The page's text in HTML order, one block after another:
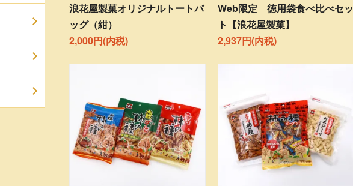
浪花屋製菓オリジナルトートバ
ッグ（紺）
2,000円(内税)
Web限定 徳用袋食べ比べセッ
ト【浪花屋製菓】
2,937円(内税)